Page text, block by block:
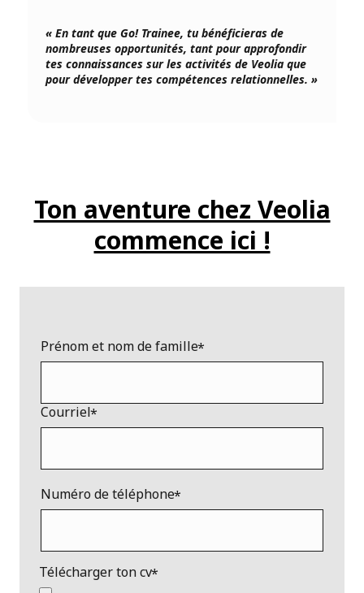
« En tant que Go! Trainee, tu bénéficieras de
nombreuses opportunités, tant pour approfondir
tes connaissances sur les activités de Veolia que
pour développer tes compétences relationnelles. »
Ton aventure chez Veolia
commence ici !
Prénom et nom de famille
Courriel
Numéro de téléphone
Télécharger ton cv